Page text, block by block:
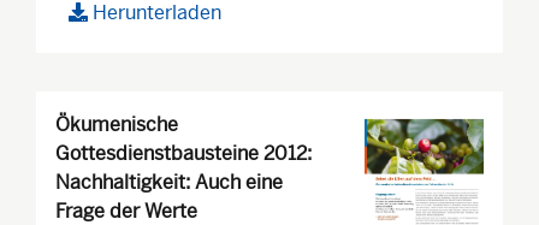
Herunterladen
Ökumenische
Gottesdienstbausteine 2012:
Nachhaltigkeit: Auch eine
Frage der Werte